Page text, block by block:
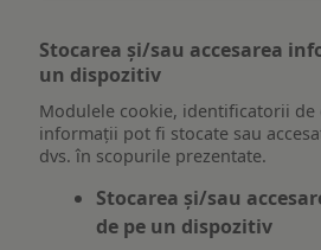
Stocarea și/sau accesarea
un dispozitiv
Modulele cookie, identificatorii de
informații pot fi stocate sau
dvs. în scopurile prezentate.
Stocarea și/sau
de pe un dispozitiv